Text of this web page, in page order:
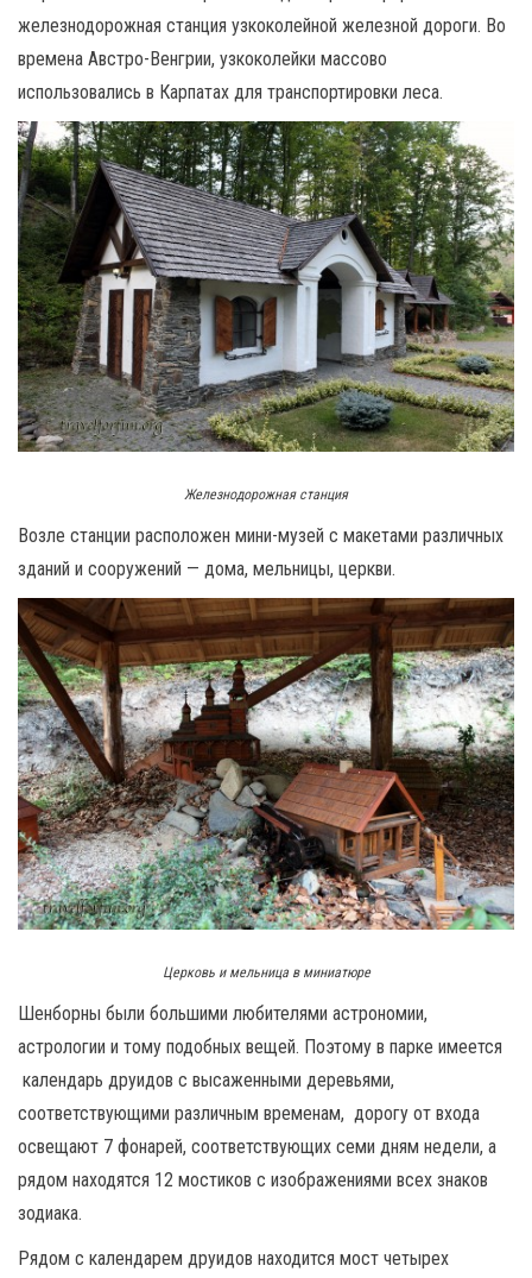
железнодорожная станция узкоколейной железной дороги. Во
времена Австро-Венгрии, узкоколейки массово
использовались в Карпатах для транспортировки леса.
Железнодорожная станция
Возле станции расположен мини-музей с макетами различных
зданий и сооружений — дома, мельницы, церкви.
Церковь и мельница в миниатюре
Шенборны были большими любителями астрономии,
астрологии и тому подобных вещей. Поэтому в парке имеется
календарь друидов с высаженными деревьями,
соответствующими различным временам, дорогу от входа
освещают 7 фонарей, соответствующих семи дням недели, а
рядом находятся 12 мостиков с изображениями всех знаков
зодиака.
Рядом с календарем друидов находится мост четырех